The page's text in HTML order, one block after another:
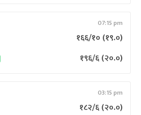
07:15 pm
१६६/१० (१९.०)
१९६/६(२०.०)
03:15 pm
१८२/६(२०.०)